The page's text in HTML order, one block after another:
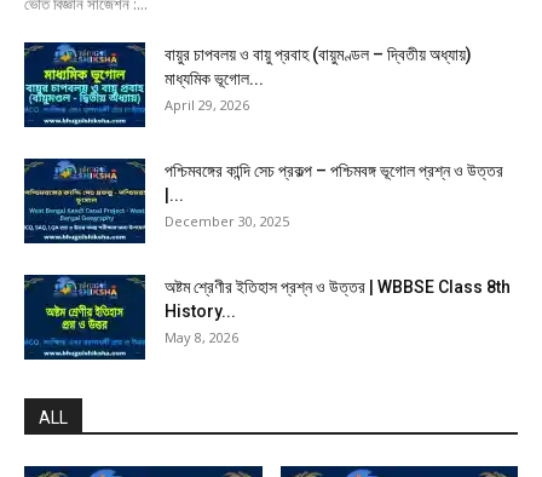
বায়ুর চাপবলয় ও বায়ু প্রবাহ (বায়ুমণ্ডল – দ্বিতীয় অধ্যায়)
মাধ্যমিক ভূগোল...
April 29, 2026
পশ্চিমবঙ্গের কান্দি সেচ প্রকল্প – পশ্চিমবঙ্গ ভূগোল প্রশ্ন ও উত্তর
|...
December 30, 2025
অষ্টম শ্রেণীর ইতিহাস প্রশ্ন ও উত্তর | WBBSE Class 8th
History...
May 8, 2026
ALL